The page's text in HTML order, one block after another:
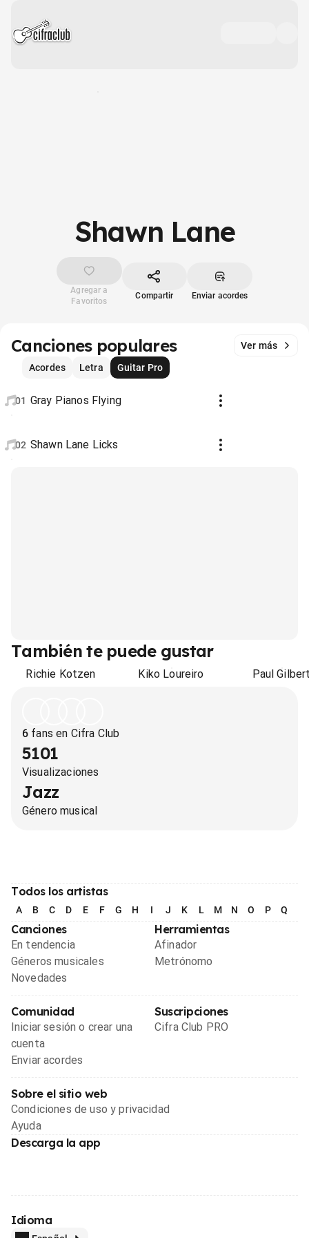
Shawn Lane
Agregar a
Favoritos
Compartir Enviar acordes
Canciones populares
Ver más
Acordes
Letra Guitar Pro
01 Gray Pianos Flying
02 Shawn Lane Licks
También te puede gustar
Richie Kotzen Kiko Loureiro Paul
6 fans en Cifra Club
5101
Visualizaciones
Jazz
Género musical
Todos los artistas
A B C D E F G H I J K L M N O P Q
Canciones
En tendencia
Géneros musicales
Novedades
Herramientas
Afinador
Metrónomo
Comunidad
Iniciar sesión o crear una
cuenta
Enviar acordes
Suscripciones
Cifra Club PRO
Sobre el sitio web
Condiciones de uso y privacidad
Ayuda
Descarga la app
Idioma